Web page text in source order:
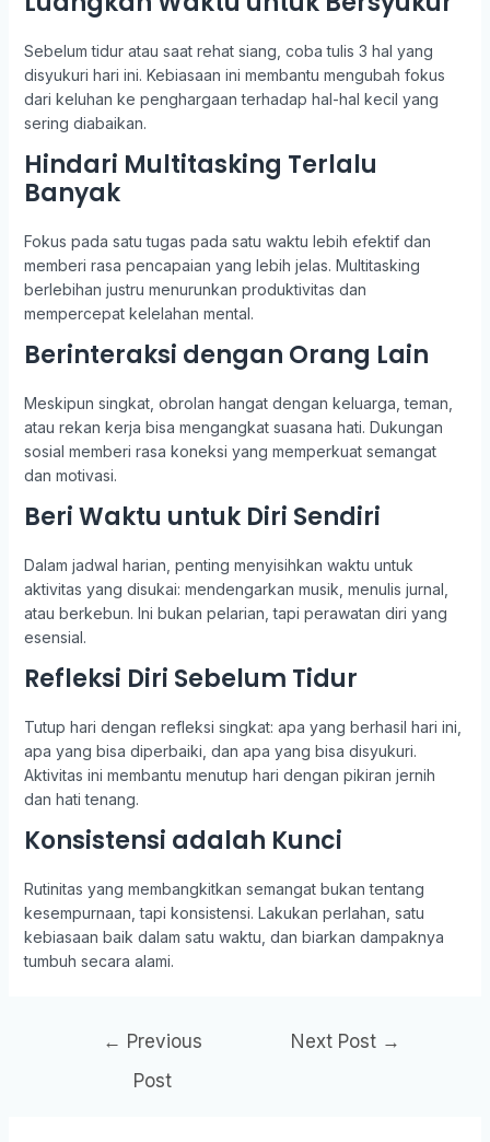
Sebelum tidur atau saat rehat siang, coba tulis 3 hal yang
disyukuri hari ini. Kebiasaan ini membantu mengubah fokus
dari keluhan ke penghargaan terhadap hal-hal kecil yang
sering diabaikan.
Hindari Multitasking Terlalu
Banyak
Fokus pada satu tugas pada satu waktu lebih efektif dan
memberi rasa pencapaian yang lebih jelas. Multitasking
berlebihan justru menurunkan produktivitas dan
mempercepat kelelahan mental.
Berinteraksi dengan Orang Lain
Meskipun singkat, obrolan hangat dengan keluarga, teman,
atau rekan kerja bisa mengangkat suasana hati. Dukungan
sosial memberi rasa koneksi yang memperkuat semangat
dan motivasi.
Beri Waktu untuk Diri Sendiri
Dalam jadwal harian, penting menyisihkan waktu untuk
aktivitas yang disukai: mendengarkan musik, menulis jurnal,
atau berkebun. Ini bukan pelarian, tapi perawatan diri yang
esensial.
Refleksi Diri Sebelum Tidur
Tutup hari dengan refleksi singkat: apa yang berhasil hari ini,
apa yang bisa diperbaiki, dan apa yang bisa disyukuri.
Aktivitas ini membantu menutup hari dengan pikiran jernih
dan hati tenang.
Konsistensi adalah Kunci
Rutinitas yang membangkitkan semangat bukan tentang
kesempurnaan, tapi konsistensi. Lakukan perlahan, satu
kebiasaan baik dalam satu waktu, dan biarkan dampaknya
tumbuh secara alami.
← Previous
Post
Next Post →